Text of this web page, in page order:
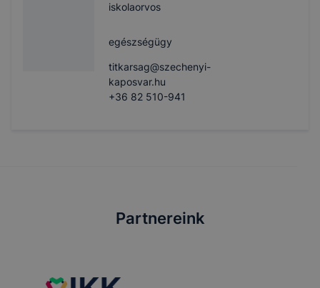
iskolaorvos
egészségügy
titkarsag@szechenyi-
kaposvar.hu
+36 82 510-941
Partnereink